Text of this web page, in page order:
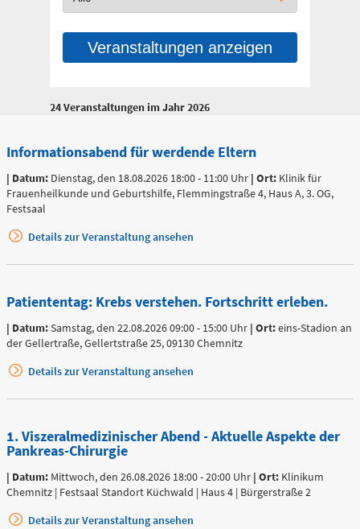
116117
0371 - 333 12600
(Haus 2)
Für Kinder:
0371 - 333 12200
(Haus 8)
Zentrale Notaufnahme
(0 bis 24 Uhr)
Telefon
0371 - 333 35500
Veranstaltungen anzeigen
24 Veranstaltungen im Jahr 2026
Informationsabend für werdende Eltern
| Datum: Dienstag, den 18.08.2026 18:00 - 11:00 Uhr | Ort: Klinik für
Frauenheilkunde und Geburtshilfe, Flemmingstraße 4, Haus A, 3. OG,
Festsaal
Details zur Veranstaltung ansehen
Patiententag: Krebs verstehen. Fortschritt erleben.
| Datum:Samstag, den 22.08.2026 09:00 - 15:00 Uhr | Ort:eins-Stadion an
der Gellertraße, Gellertstraße 25, 09130 Chemnitz
Details zur Veranstaltung ansehen
1. Viszeralmedizinischer Abend - Aktuelle Aspekte der
Pankreas-Chirurgie
| Datum: Mittwoch, den 26.08.2026 18:00 - 20:00 Uhr | Ort: Klinikum
Chemnitz | Festsaal Standort Küchwald | Haus 4 | Bürgerstraße 2
Details zur Veranstaltung ansehen